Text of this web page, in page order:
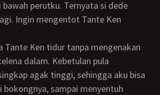
perutku. Ternyata si dede
Ingin mengentot Tante Ken
dalam. Kebetulan pula
agak tinggi, sehingga aku bisa
bokongnya, sampai menyentuh